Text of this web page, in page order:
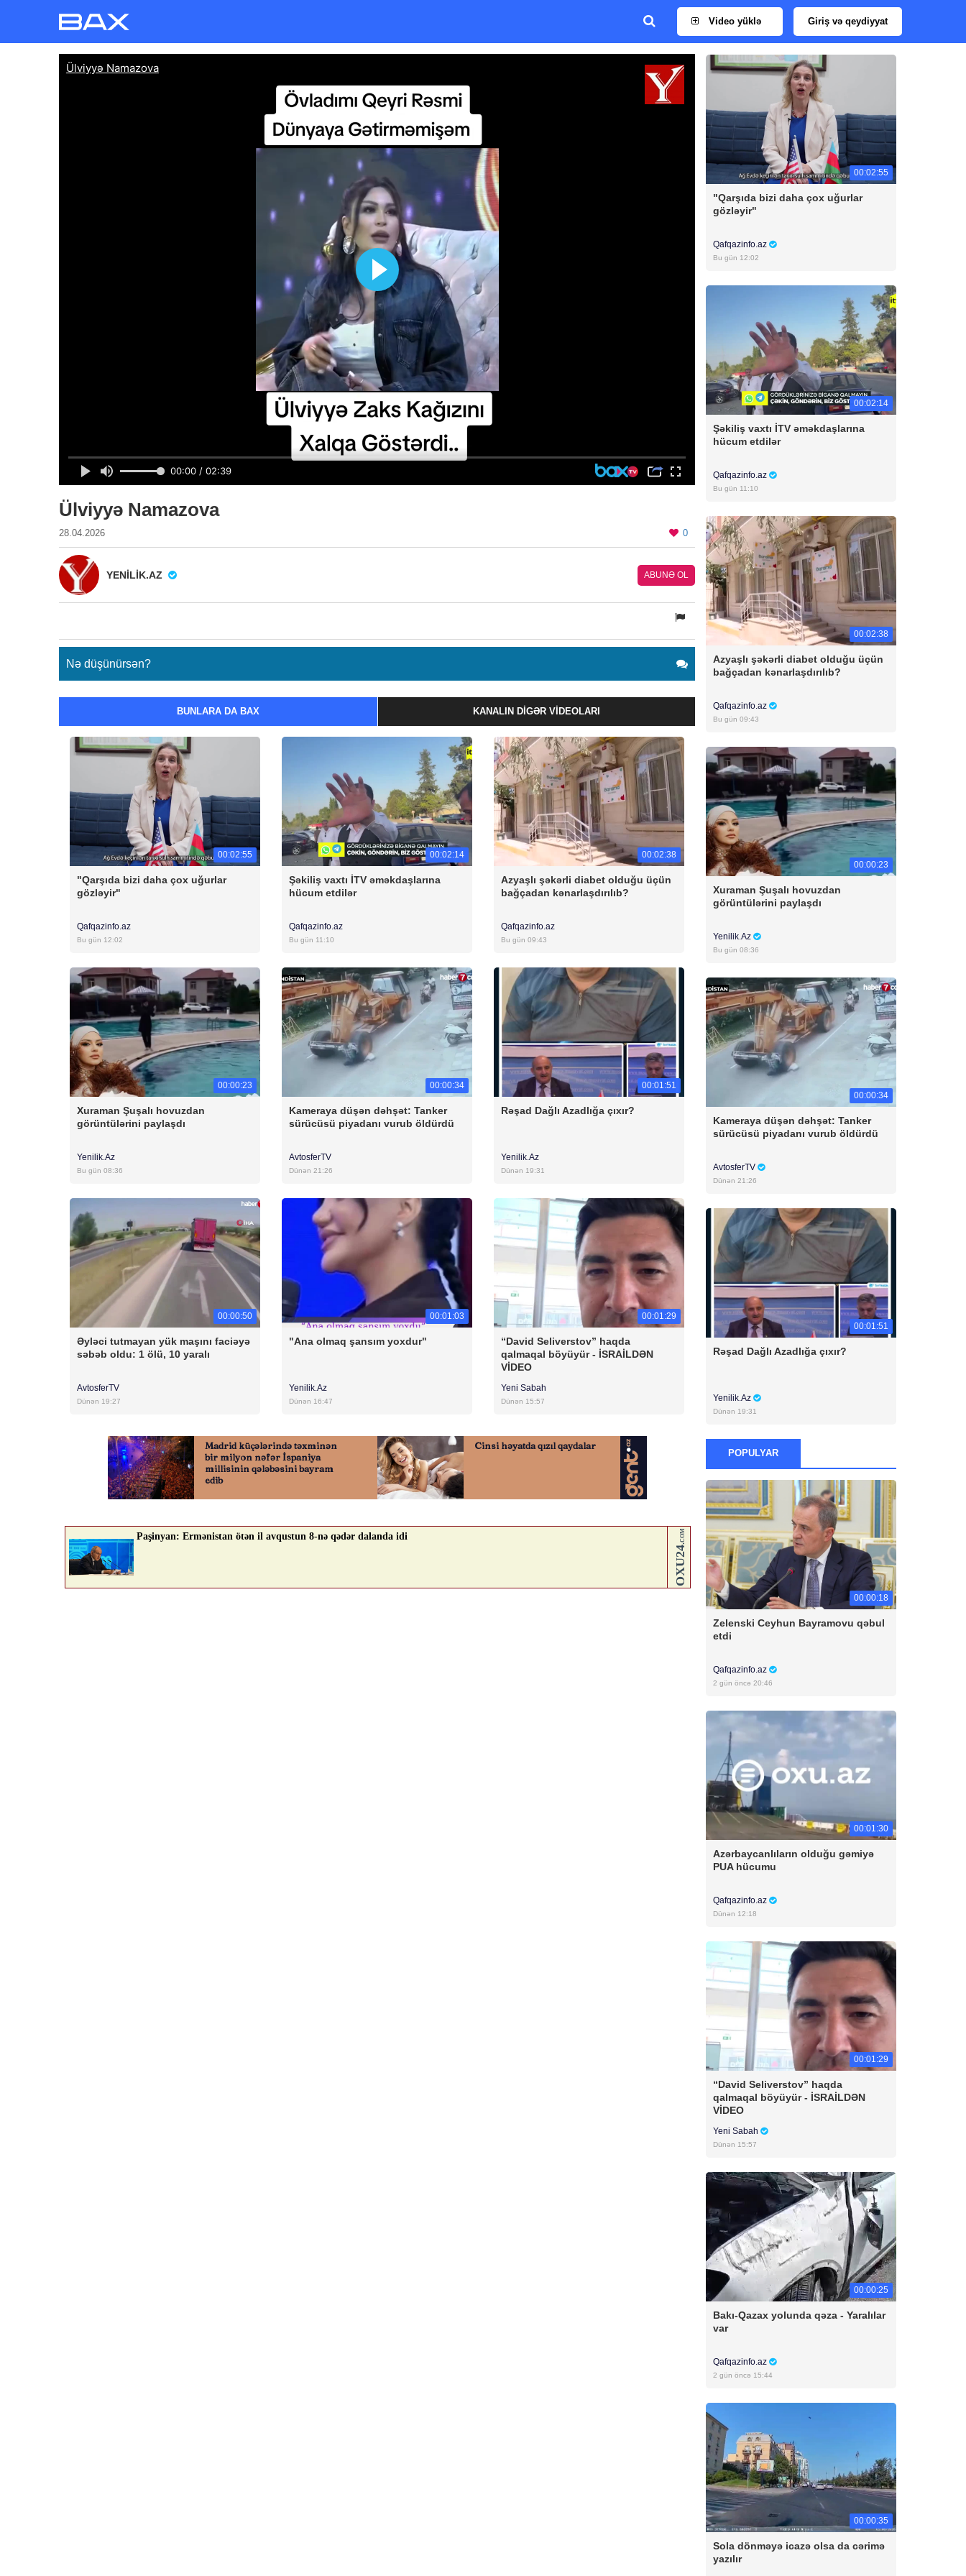
Video yüklə Giriş və qeydiyyat
Ülviyyə Namazova
28.04.2026 0
YENILIK.AZ ABUNƏ OL
Nə düşünürsən?
BUNLARA DA BAX KANALIN DIGƏR VIDEOLARI
00:02:55
"Qarşıda bizi daha çox uğurlar
gözləyir"
Qafqazinfo.az
Bu gün 12:02
00:02:14
Şəkiliş vaxtı İTV əməkdaşlarına
hücum etdilər
Qafqazinfo.az
Bu gün 11:10
00:02:38
Azyaşlı şəkərli diabet olduğu üçün
bağçadan kənarlaşdırılıb?
Qafqazinfo.az
Bu gün 09:43
00:00:23
Xuraman Şuşalı hovuzdan
görüntülərini paylaşdı
Yenilik.Az
Bu gün 08:36
00:00:34
Kameraya düşən dəhşət: Tanker
sürücüsü piyadanı vurub öldürdü
AvtosferTV
Dünən 21:26
00:01:51
Rəşad Dağlı Azadlığa çıxır?
Yenilik.Az
Dünən 19:31
00:00:50
Əyləci tutmayan yük maşını faciəyə
səbəb oldu: 1 ölü, 10 yaralı
AvtosferTV
Dünən 19:27
00:01:03
"Ana olmaq şansım yoxdur"
Yenilik.Az
Dünən 16:47
00:01:29
“David Seliverstov” haqda
qalmaqal böyüyür - İSRAİLDƏN
VİDEO
Yeni Sabah
Dünən 15:57
00:02:55
"Qarşıda bizi daha çox uğurlar
gözləyir"
Qafqazinfo.az
Bu gün 12:02
00:02:14
Şəkiliş vaxtı İTV əməkdaşlarına
hücum etdilər
Qafqazinfo.az
Bu gün 11:10
00:02:38
Azyaşlı şəkərli diabet olduğu üçün
bağçadan kənarlaşdırılıb?
Qafqazinfo.az
Bu gün 09:43
00:00:23
Xuraman Şuşalı hovuzdan
görüntülərini paylaşdı
Yenilik.Az
Bu gün 08:36
00:00:34
Kameraya düşən dəhşət: Tanker
sürücüsü piyadanı vurub öldürdü
AvtosferTV
Dünən 21:26
00:01:51
Rəşad Dağlı Azadlığa çıxır?
Yenilik.Az
Dünən 19:31
POPULYAR
00:00:18
Zelenski Ceyhun Bayramovu qəbul
etdi
Qafqazinfo.az
2 gün öncə 20:46
00:01:30
Azərbaycanlıların olduğu gəmiyə
PUA hücumu
Qafqazinfo.az
Dünən 12:18
00:01:29
“David Seliverstov” haqda
qalmaqal böyüyür - İSRAİLDƏN
VİDEO
Yeni Sabah
Dünən 15:57
00:00:25
Bakı-Qazax yolunda qəza - Yaralılar
var
Qafqazinfo.az
2 gün öncə 15:44
00:00:35
Sola dönməyə icazə olsa da cərimə
yazılır